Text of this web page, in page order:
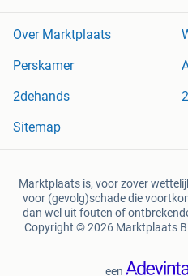
Over Marktplaats
Perskamer
2dehands
Sitemap
Marktplaats is, voor zover
voor (gevolg)schade die
dan wel uit fouten of
Copyright © 2026 Marktplaats
een